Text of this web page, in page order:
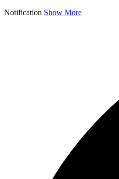
Notification Show More